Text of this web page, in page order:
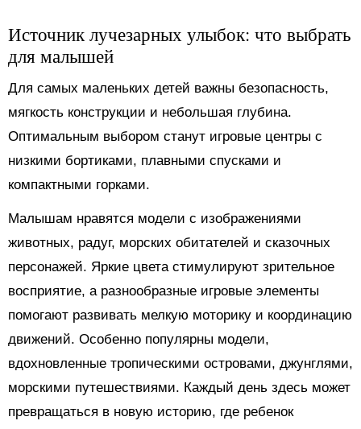
Источник лучезарных улыбок: что выбрать
для малышей
Для самых маленьких детей важны безопасность,
мягкость конструкции и небольшая глубина.
Оптимальным выбором станут игровые центры с
низкими бортиками, плавными спусками и
компактными горками.
Малышам нравятся модели с изображениями
животных, радуг, морских обитателей и сказочных
персонажей. Яркие цвета стимулируют зрительное
восприятие, а разнообразные игровые элементы
помогают развивать мелкую моторику и координацию
движений. Особенно популярны модели,
вдохновленные тропическими островами, джунглями,
морскими путешествиями. Каждый день здесь может
превращаться в новую историю, где ребенок